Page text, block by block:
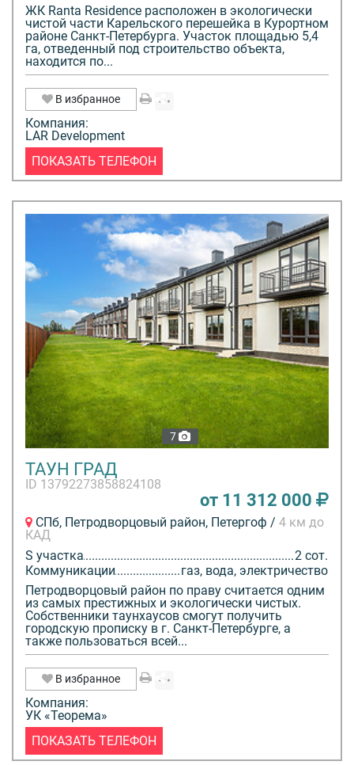
ЖК Ranta Residence расположен в экологически
чистой части Карельского перешейка в Курортном
районе Санкт-Петербурга. Участок площадью 5,4
га, отведенный под строительство объекта,
находится по...
В избранное
Компания:
LAR Development
ПОКАЗАТЬ ТЕЛЕФОН
7
ТАУН ГРАД
ID 13792273858824108
от 11 312 000
СПб, Петродворцовый район, Петергоф / 4 км до
КАД
S участка
2 сот.
Коммуникации
газ, вода, электричество
Петродворцовый район по праву считается одним
из самых престижных и экологически чистых.
Собственники таунхаусов смогут получить
городскую прописку в г. Санкт-Петербурге, а
также пользоваться всей...
В избранное
Компания:
УК «Теорема»
ПОКАЗАТЬ ТЕЛЕФОН